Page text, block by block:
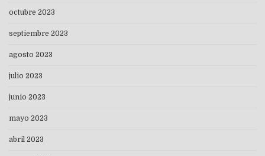
octubre 2023
septiembre 2023
agosto 2023
julio 2023
junio 2023
mayo 2023
abril 2023